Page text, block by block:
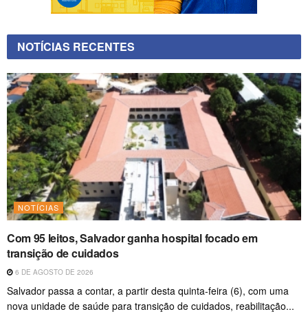
NOTÍCIAS RECENTES
NOTÍCIAS
Com 95 leitos, Salvador ganha hospital focado em
transição de cuidados
6 DE AGOSTO DE 2026
Salvador passa a contar, a partir desta quinta-feira (6), com uma
nova unidade de saúde para transição de cuidados, reabilitação...